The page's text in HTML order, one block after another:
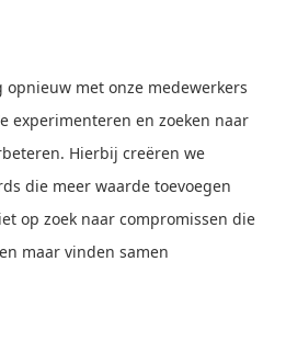
opnieuw met onze medewerkers
experimenteren en zoeken naar
Hierbij creëren we
die meer waarde toevoegen
op zoek naar compromissen die
maar vinden samen